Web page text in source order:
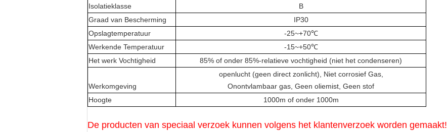
Isolatieklasse
B
Graad van Bescherming
IP30
Opslagtemperatuur
-25~+70℃
Werkende Temperatuur
-15~+50℃
Het werk Vochtigheid
85% of onder 85%-relatieve vochtigheid (niet het condenseren)
Werkomgeving
openlucht (geen direct zonlicht), Niet corrosief Gas,
Onontvlambaar gas, Geen oliemist, Geen stof
Hoogte
1000m of onder 1000m
De producten van speciaal verzoek kunnen volgens het klantenverzoek worden gemaakt!